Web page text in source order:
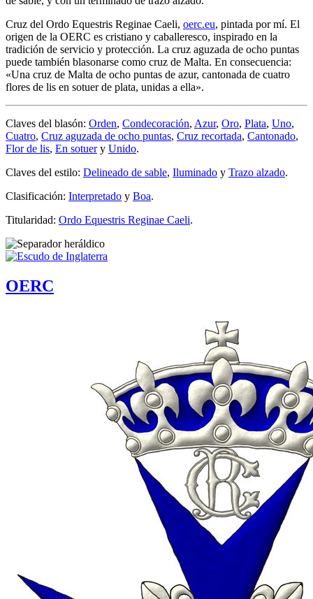
Cruz del Ordo Equestris Reginae Caeli, oerc.eu, pintada por mí. El
origen de la OERC es cristiano y caballeresco, inspirado en la
tradición de servicio y protección. La cruz aguzada de ocho puntas
puede también blasonarse como cruz de Malta. En consecuencia:
«Una cruz de Malta de ocho puntas de azur, cantonada de cuatro
flores de lis en sotuer de plata, unidas a ella».
Claves del blasón: Orden, Condecoración, Azur, Oro, Plata, Uno,
Cuatro, Cruz aguzada de ocho puntas, Cruz recortada, Cantonado,
Flor de lis, En sotuery Unido.
Claves del estilo: Delineado de sable, Iluminado y Trazo alzado.
Clasificación: Interpretado y Boa.
Titularidad: Ordo Equestris Reginae Caeli.
OERC